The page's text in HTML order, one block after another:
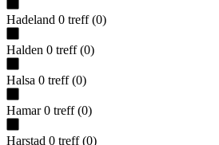
Hadeland 0 treff (0)
Halden 0 treff (0)
Halsa 0 treff (0)
Hamar 0 treff (0)
Harstad 0 treff (0)